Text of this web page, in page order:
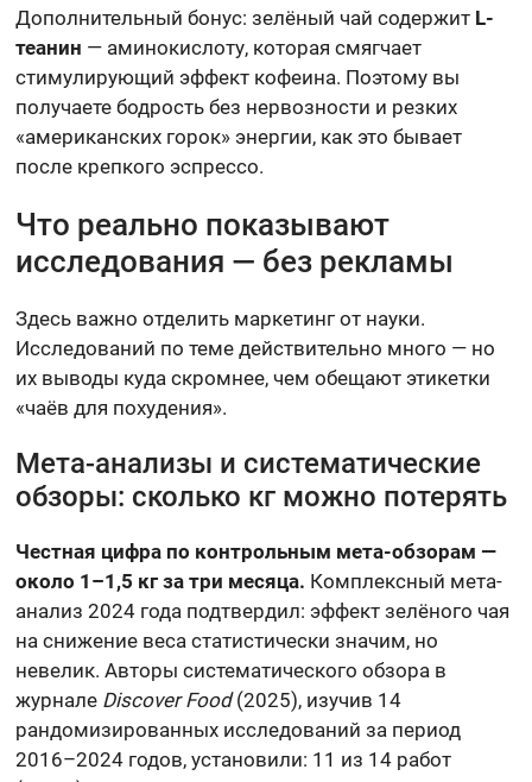
Дополнительный бонус: зелёный чай содержит L-
теанин — аминокислоту, которая смягчает
стимулирующий эффект кофеина. Поэтому вы
получаете бодрость без нервозности и резких
«американских горок» энергии, как это бывает
после крепкого эспрессо.
Что реально показывают
исследования — без рекламы
Здесь важно отделить маркетинг от науки.
Исследований по теме действительно много — но
их выводы куда скромнее, чем обещают этикетки
«чаёв для похудения».
Мета-анализы и систематические
обзоры: сколько кг можно потерять
Честная цифра по контрольным мета-обзорам —
около 1–1,5 кг за три месяца. Комплексный мета-
анализ 2024 года подтвердил: эффект зелёного чая
на снижение веса статистически значим, но
невелик. Авторы систематического обзора в
журнале Discover Food(2025), изучив 14
рандомизированных исследований за период
2016–2024 годов, установили: 11 из 14 работ